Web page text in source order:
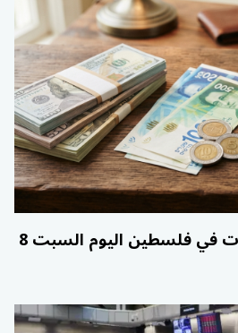
أسعار الذهب والعملات في فلسطين اليوم السبت 8